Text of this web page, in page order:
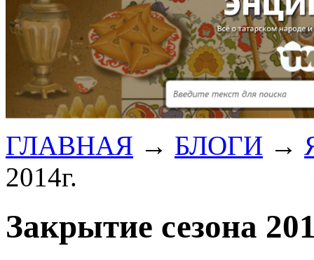
ГЛАВНАЯ → БЛОГИ →
2014г.
Закрытие сезона